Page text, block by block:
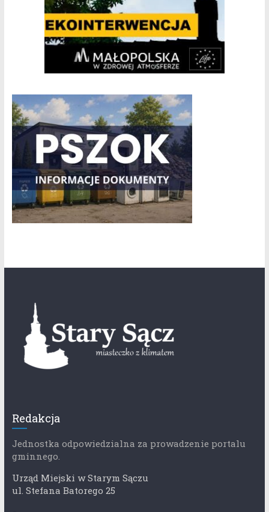
Redakcja
Jednostka odpowiedzialna za prowadzenie portalu
gminnego.
Urząd Miejski w Starym Sączu
ul. Stefana Batorego 25